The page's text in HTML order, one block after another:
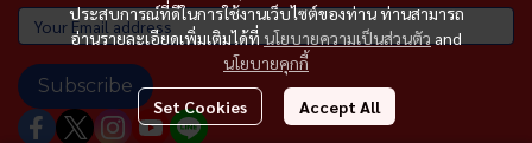
ประสบการณ์ที่ดีในการใช้งานเว็บไซต์ของท่าน ท่านสามารถ
อ่านรายละเอียดเพิ่มเติมได้ที่ นโยบายความเป็นส่วนตัว and
นโยบายคุกกี้
Set Cookies Accept All
Subscribe